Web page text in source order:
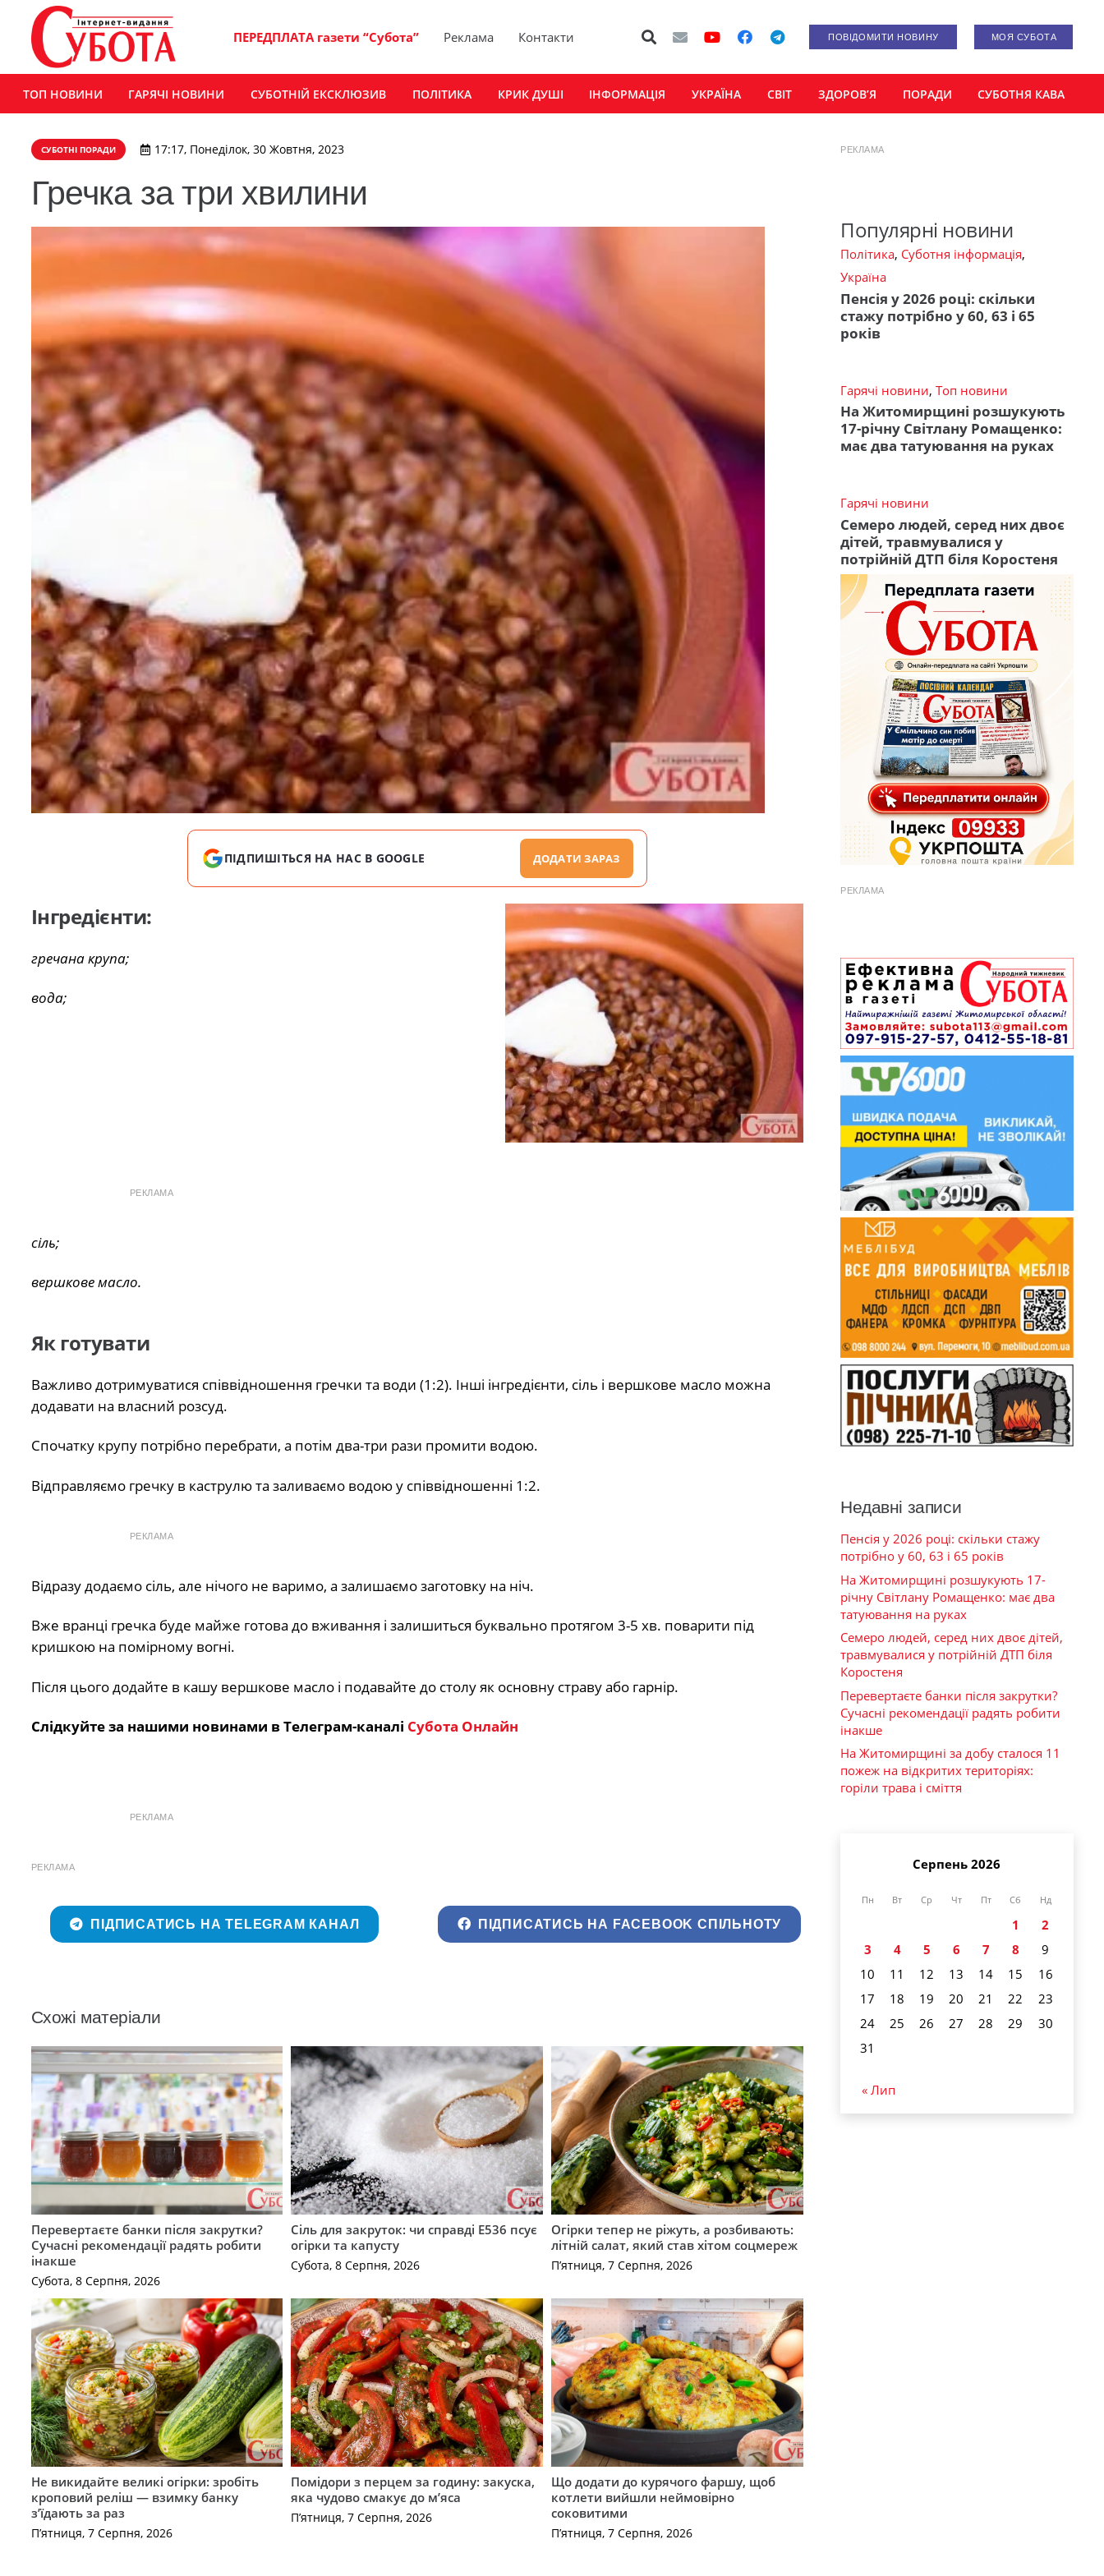
ПЕРЕДПЛАТА газети “Субота” Реклама Контакти ПОВІДОМИТИ НОВИНУ МОЯ СУБОТА
ТОП НОВИНИ ГАРЯЧІ НОВИНИ СУБОТНІЙ ЕКСКЛЮЗИВ ПОЛІТИКА КРИК ДУШІ ІНФОРМАЦІЯ УКРАЇНА СВІТ ЗДОРОВ’Я ПОРАДИ СУБОТНЯ КАВА
СУБОТНІ ПОРАДИ 17:17, Понеділок, 30 Жовтня, 2023
Гречка за три хвилини
ПІДПИШІТЬСЯ НА НАС В GOOGLE ДОДАТИ ЗАРАЗ
Інгредієнти:
гречана крупа;
вода;
РЕКЛАМА
сіль;
вершкове масло.
Як готувати
Важливо дотримуватися співвідношення гречки та води (1:2). Інші інгредієнти, сіль і вершкове масло можна
додавати на власний розсуд.
Спочатку крупу потрібно перебрати, а потім два-три рази промити водою.
Відправляємо гречку в каструлю та заливаємо водою у співвідношенні 1:2.
РЕКЛАМА
Відразу додаємо сіль, але нічого не варимо, а залишаємо заготовку на ніч.
Вже вранці гречка буде майже готова до вживання і залишиться буквально протягом 3-5 хв. поварити під
кришкою на помірному вогні.
Після цього додайте в кашу вершкове масло і подавайте до столу як основну страву або гарнір.
Слідкуйте за нашими новинами в Телеграм-каналі Субота Онлайн
РЕКЛАМА
РЕКЛАМА
ПІДПИСАТИСЬ НА TELEGRAM КАНАЛ ПІДПИСАТИСЬ НА FACEBOOK СПІЛЬНОТУ
Схожі матеріали
Перевертаєте банки після закрутки?
Сучасні рекомендації радять робити
інакше
Субота, 8 Серпня, 2026
Сіль для закруток: чи справді Е536 псує
огірки та капусту
Субота, 8 Серпня, 2026
Огірки тепер не ріжуть, а розбивають:
літній салат, який став хітом соцмереж
П’ятниця, 7 Серпня, 2026
Не викидайте великі огірки: зробіть
кроповий реліш — взимку банку
з’їдають за раз
П’ятниця, 7 Серпня, 2026
Помідори з перцем за годину: закуска,
яка чудово смакує до м’яса
П’ятниця, 7 Серпня, 2026
Що додати до курячого фаршу, щоб
котлети вийшли неймовірно
соковитими
П’ятниця, 7 Серпня, 2026
РЕКЛАМА
Популярні новини
Політика, Суботня інформація,
Україна
Пенсія у 2026 році: скільки
стажу потрібно у 60, 63 і 65
років
Гарячі новини, Топ новини
На Житомирщині розшукують
17-річну Світлану Ромащенко:
має два татуювання на руках
Гарячі новини
Семеро людей, серед них двоє
дітей, травмувалися у
потрійній ДТП біля Коростеня
РЕКЛАМА
Недавні записи
Пенсія у 2026 році: скільки стажу
потрібно у 60, 63 і 65 років
На Житомирщині розшукують 17-
річну Світлану Ромащенко: має два
татуювання на руках
Семеро людей, серед них двоє дітей,
травмувалися у потрійній ДТП біля
Коростеня
Перевертаєте банки після закрутки?
Сучасні рекомендації радять робити
інакше
На Житомирщині за добу сталося 11
пожеж на відкритих територіях:
горіли трава і сміття
Серпень 2026
Пн Вт Ср Чт Пт Сб Нд
1
2
3
4 5 6 7 8
9
10
11 12 13 14 15
16
17
18 19 20 21 22
23
24
25 26 27 28 29
30
31
« Лип